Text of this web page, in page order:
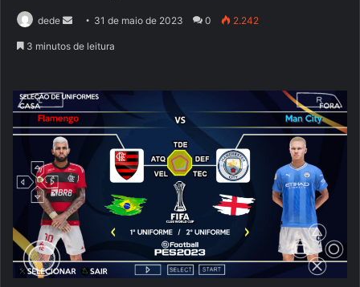
dede
Mande31 de maio de 2023 0 2.242
3 minutos de leitura